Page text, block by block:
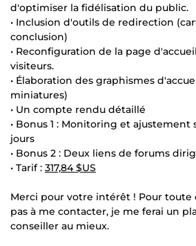
d'optimiser la fidélisation du public.
• Inclusion d'outils de redirection
conclusion)
• Reconfiguration de la page
visiteurs.
• Élaboration des graphismes
miniatures)
• Un compte rendu détaillé
• Bonus 1 : Monitoring et ajustement
jours
• Bonus 2 : Deux liens de forums
• Tarif : 317,84 $US
Merci pour votre intérêt ! Pour toute
pas à me contacter, je me ferai un
conseiller au mieux.